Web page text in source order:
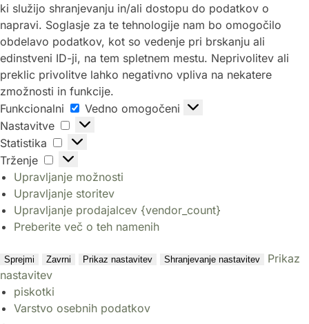
ki služijo shranjevanju in/ali dostopu do podatkov o
napravi. Soglasje za te tehnologije nam bo omogočilo
obdelavo podatkov, kot so vedenje pri brskanju ali
edinstveni ID-ji, na tem spletnem mestu. Neprivolitev ali
preklic privolitve lahko negativno vpliva na nekatere
zmožnosti in funkcije.
Funkcionalni
Vedno omogočeni
Nastavitve
Statistika
Trženje
Upravljanje možnosti
Upravljanje storitev
Upravljanje prodajalcev {vendor_count}
Preberite več o teh namenih
Sprejmi Zavrni Prikaz nastavitev Shranjevanje nastavitev
Prikaz
nastavitev
piskotki
Varstvo osebnih podatkov